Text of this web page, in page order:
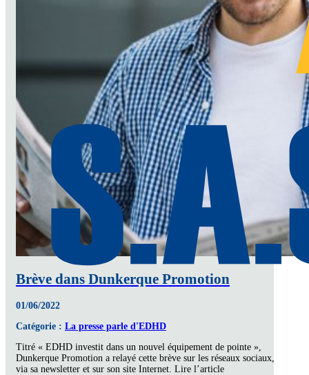
Brève dans Dunkerque Promotion
01/06/2022
Catégorie : La presse parle d'EDHD
Titré « EDHD investit dans un nouvel équipement de pointe »,
Dunkerque Promotion a relayé cette brève sur les réseaux sociaux,
via sa newsletter et sur son site Internet. Lire l’article